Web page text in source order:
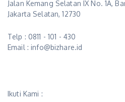
Jalan Kemang Selatan IX No. 1A,
Jakarta Selatan, 12730
Telp : 0811 - 101 - 430
Email : info@bizhare.id
Ikuti Kami :